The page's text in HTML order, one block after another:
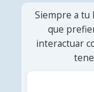
Siempre a tu
que
interactuar